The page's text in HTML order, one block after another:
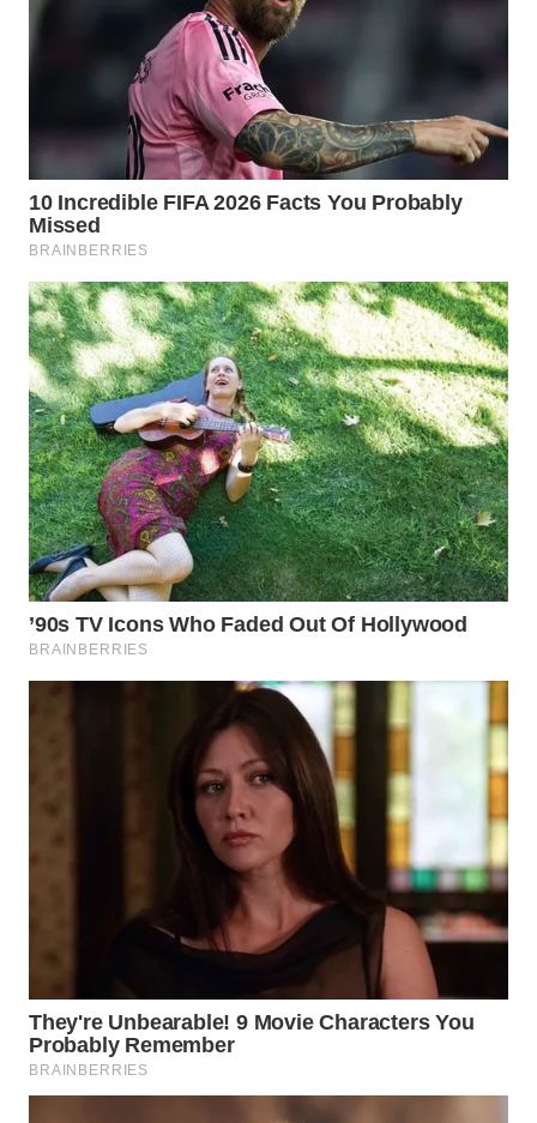
SERDANG
TEBING
TINGGI
WN
WN
KARAWANG
WN
BEKASI
WN
BOGOR
WN
DEPOK
WN
WN
SUMEDANG
WN